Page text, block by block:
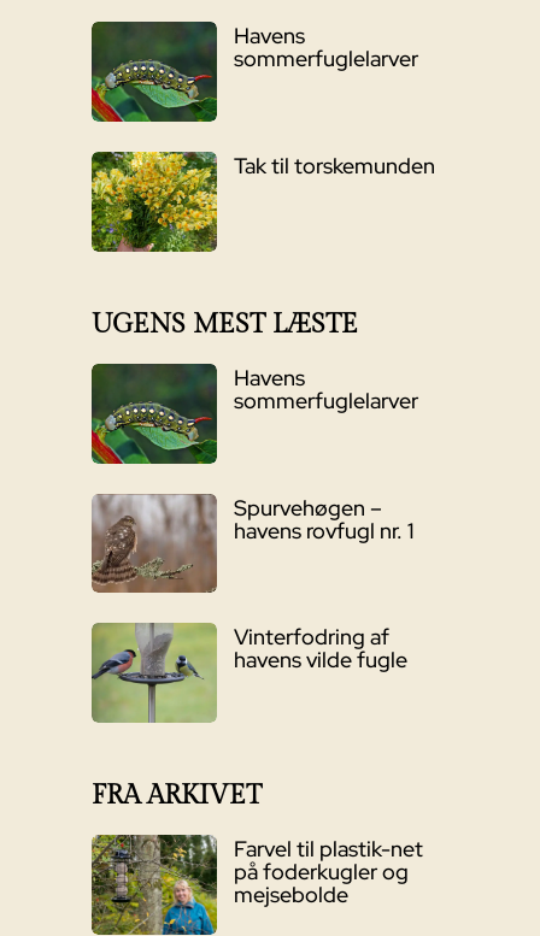
Havens
sommerfuglelarver
Tak til torskemunden
UGENS MEST LÆSTE
Havens
sommerfuglelarver
Spurvehøgen –
havens rovfugl nr. 1
Vinterfodring af
havens vilde fugle
FRA ARKIVET
Farvel til plastik-net
på foderkugler og
mejsebolde